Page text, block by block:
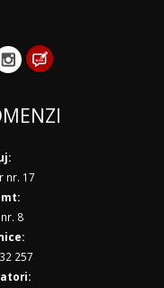
nr. 17
8
257